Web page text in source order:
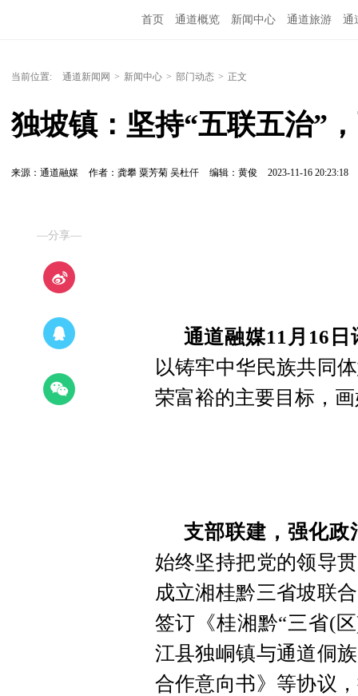
首页 通道概览 新闻中心 通道旅游 通
当前位置: 通道新闻网 > 新闻中心 > 部门动态 > 正文
独坡镇：坚持“五联五治”
来源：通道融媒 作者：龚攀 粟芳菊 吴杜仟 编辑：黄俊 2023-11-16 20:23:18
—分享—
通道融媒11月16日
以铸牢中华民族共同
荣富裕的主要目标，
支部联建，强化
始终坚持把党的领导
成立湘桂黔三省坡联
签订《桂湘黔“三省(
江县独峒镇与通道侗
合作意向书》等协议